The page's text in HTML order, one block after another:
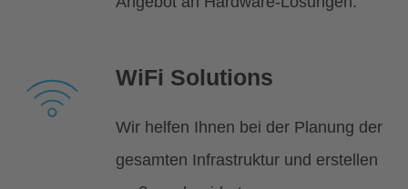
WiFi Solutions
Wir helfen Ihnen bei der Planung der
gesamten Infrastruktur und erstellen